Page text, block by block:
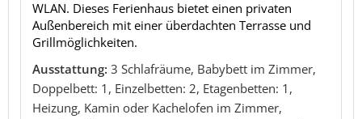
WLAN. Dieses Ferienhaus bietet einen privaten
Außenbereich mit einer überdachten Terrasse und
Grillmöglichkeiten.
Ausstattung: 3 Schlafräume, Babybett im Zimmer,
Doppelbett: 1, Einzelbetten: 2, Etagenbetten: 1,
Heizung, Kamin oder Kachelofen im Zimmer,